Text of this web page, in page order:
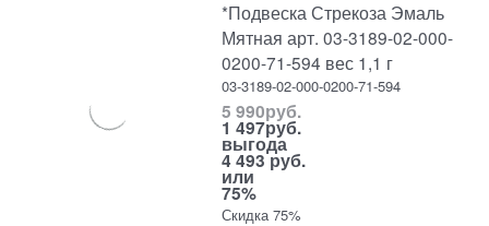
*Подвеска Стрекоза Эмаль
Мятная арт. 03-3189-02-000-
0200-71-594 вес 1,1 г
03-3189-02-000-0200-71-594
5 990руб.
1 497руб.
выгода
4 493 руб.
или
75%
Скидка 75%